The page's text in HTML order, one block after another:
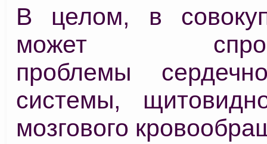
В целом, в
может
проблемы
системы,
мозгового